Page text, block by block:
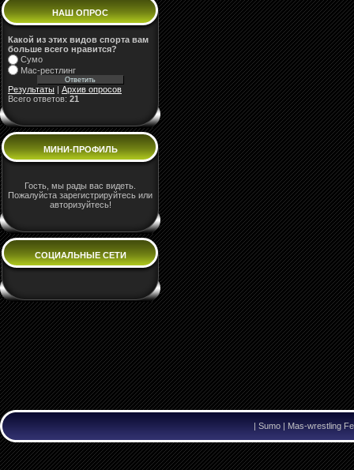
НАШ ОПРОС
Какой из этих видов спорта вам
больше всего нравится?
Сумо
Мас-рестлинг
Результаты
Архив опросов
Всего ответов: 21
МИНИ-ПРОФИЛЬ
Гость, мы рады вас видеть.
Пожалуйста зарегистрируйтесь или
авторизуйтесь!
СОЦИАЛЬНЫЕ СЕТИ
| Sumo | Mas-wrestling